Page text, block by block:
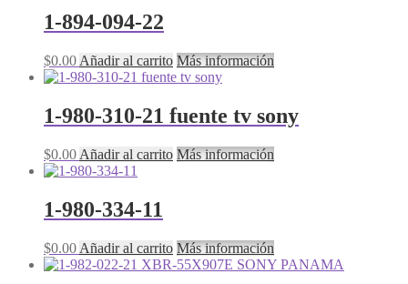
1-894-094-22
$0.00 Añadir al carrito Más información
1-980-310-21 fuente tv sony
$0.00 Añadir al carrito Más información
1-980-334-11
$0.00 Añadir al carrito Más información